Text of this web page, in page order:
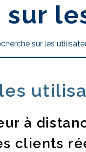
sur
sur les
à
clients